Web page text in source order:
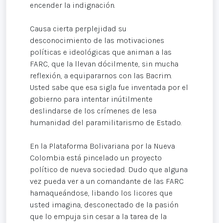
encender la indignación.
Causa cierta perplejidad su
desconocimiento de las motivaciones
políticas e ideológicas que animan a las
FARC, que la llevan dócilmente, sin mucha
reflexión, a equipararnos con las Bacrim.
Usted sabe que esa sigla fue inventada por el
gobierno para intentar inútilmente
deslindarse de los crímenes de lesa
humanidad del paramilitarismo de Estado.
En la Plataforma Bolivariana por la Nueva
Colombia está pincelado un proyecto
político de nueva sociedad. Dudo que alguna
vez pueda ver a un comandante de las FARC
hamaqueándose, libando los licores que
usted imagina, desconectado de la pasión
que lo empuja sin cesar a la tarea de la